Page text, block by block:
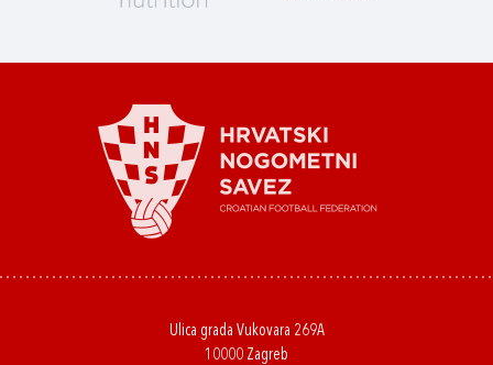
Ulica grada Vukovara 269A
10000 Zagreb